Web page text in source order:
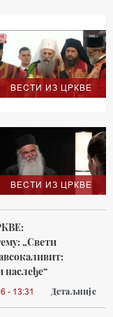
ВЕСТИ ИЗ ЦРКВЕ
ВЕСТИ ИЗ ЦРКВЕ
„Свети
наслеђе“
- 13:31 Детаљније